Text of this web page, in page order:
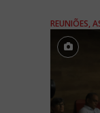
REUNIÕES,